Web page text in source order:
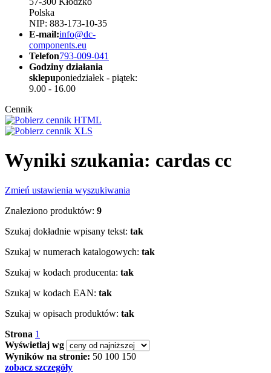
Polska
NIP: 883-173-10-35
E-mail:info@dc-
components.eu
Telefon793-009-041
Godziny działania
sklepuponiedziałek - piątek:
9.00 - 16.00
Cennik
Wyniki szukania: cardas cc
Zmień ustawienia wyszukiwania
Znaleziono produktów: 9
Szukaj dokładnie wpisany tekst: tak
Szukaj w numerach katalogowych: tak
Szukaj w kodach producenta: tak
Szukaj w kodach EAN: tak
Szukaj w opisach produktów: tak
Strona 1
Wyświetlaj wg
Wyników na stronie: 50 100 150
zobacz szczegóły